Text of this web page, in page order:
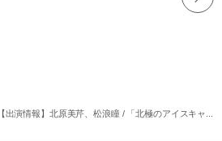
【出演情報】北原美芹、松浪瞳 / 「北極のアイスキャ...